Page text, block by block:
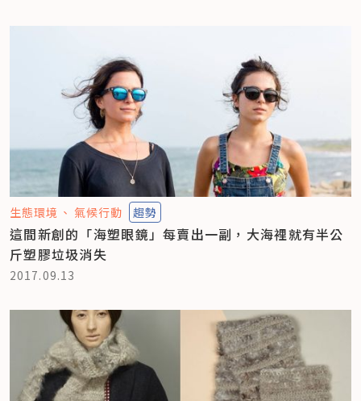
生態環境 氣候行動 趨勢
這間新創的「海塑眼鏡」每賣出一副，大海裡就有半公
斤塑膠垃圾消失
2017.09.13